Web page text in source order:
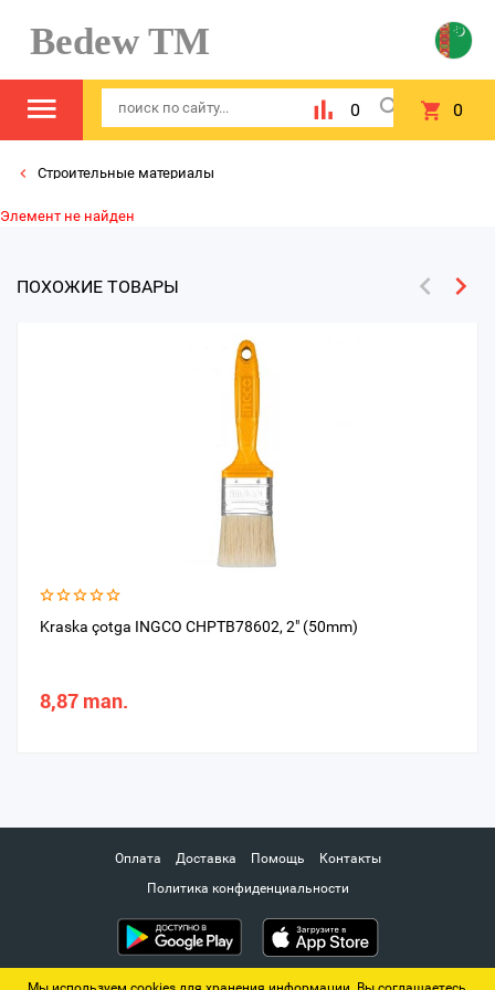
Bedew TM
0 0
Строительные материалы
Элемент не найден
ПОХОЖИЕ ТОВАРЫ
Kraska çotga INGCO CHPTB78602, 2" (50mm)
8,87 man.
Оплата Доставка Помощь
Контакты
Политика конфиденциальности